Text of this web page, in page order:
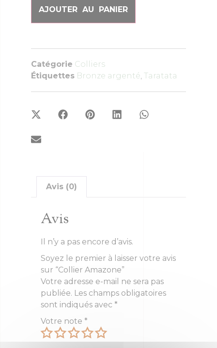
AJOUTER AU PANIER
Catégorie Colliers
Étiquettes Bronze argenté, Taratata
Avis (0)
Avis
Il n’y a pas encore d’avis.
Soyez le premier à laisser votre avis
sur “Collier Amazone”
Votre adresse e-mail ne sera pas
publiée. Les champs obligatoires
sont indiqués avec *
Votre note *